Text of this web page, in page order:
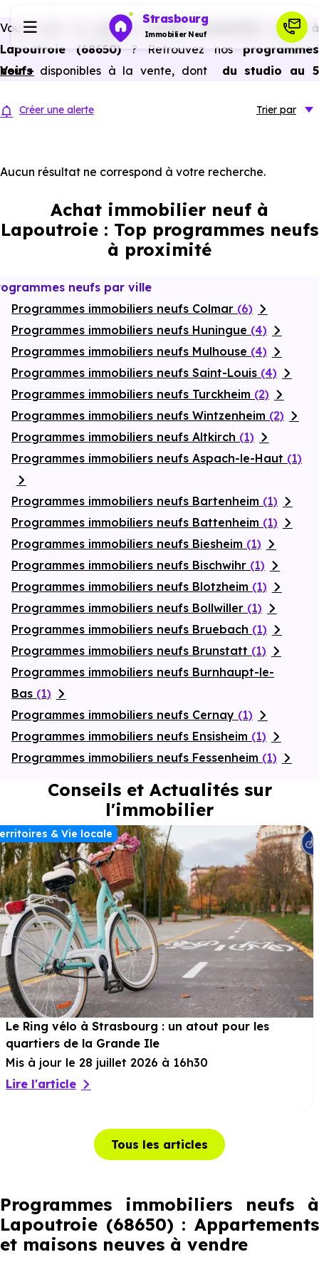
Strasbourg
Immobilier Neuf
Investir
Actualités
Financer
Vous avez un
projet d’achat immobilier neuf à
Lapoutroie (68650) ? Retrouvez nos programmes
neufsdisponibles à la vente, dont
du studio au 5
d’agence.
à Lapoutroie (68650), vous pouvez aussi bénéficier des
frais de notaire réduits, bonnes performances
énergétiques, garanties constructeur, etc.
Voir +
Créer une alerte Trier par
Aucun résultat ne correspond à votre recherche.
Achat immobilier neuf à
Lapoutroie : Top programmes neufs
à proximité
neufs par ville
Programmes immobiliers neufs Colmar (6)
Programmes immobiliers neufs Huningue (4)
Programmes immobiliers neufs Mulhouse (4)
Programmes immobiliers neufs Saint-Louis (4)
Programmes immobiliers neufs Turckheim (2)
Programmes immobiliers neufs Wintzenheim (2)
Programmes immobiliers neufs Altkirch (1)
Programmes immobiliers neufs Aspach-le-Haut (1)
Programmes immobiliers neufs Bartenheim (1)
Programmes immobiliers neufs Battenheim (1)
Programmes immobiliers neufs Biesheim (1)
Programmes immobiliers neufs Bischwihr (1)
Programmes immobiliers neufs Blotzheim (1)
Programmes immobiliers neufs Bollwiller (1)
Programmes immobiliers neufs Bruebach (1)
Programmes immobiliers neufs Brunstatt (1)
Programmes immobiliers neufs Burnhaupt-le-
Bas (1)
Programmes immobiliers neufs Cernay (1)
Programmes immobiliers neufs Ensisheim (1)
Programmes immobiliers neufs Fessenheim (1)
Conseils et Actualités sur
l'immobilier
& Vie locale
Le Ring vélo à Strasbourg : un atout pour les
quartiers de la Grande Ile
Mis à jour le 28 juillet 2026 à 16h30
Lire l'article
Tous les articles
Programmes immobiliers neufs à
Lapoutroie (68650) : Appartements
et maisons neuves à vendre